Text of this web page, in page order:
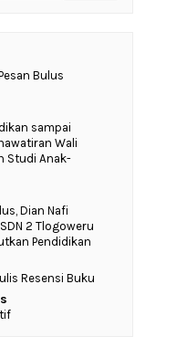
Bulus
sampai
Wali
Studi Anak-
Dian Nafi
2 Tlogoweru
Pendidikan
Resensi Buku